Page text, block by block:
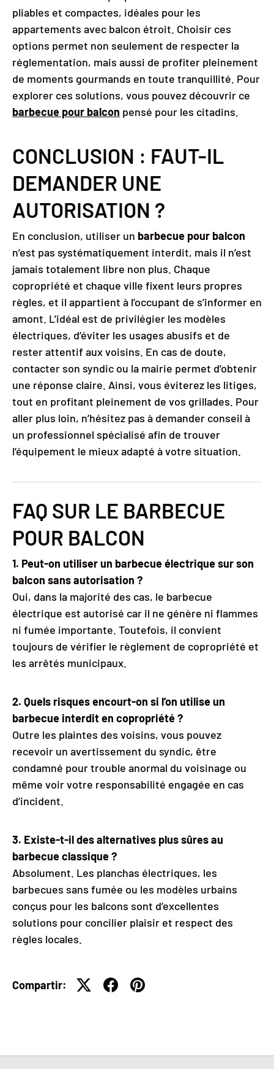
pliables et compactes, idéales pour les
appartements avec balcon étroit. Choisir ces
options permet non seulement de respecter la
réglementation, mais aussi de profiter pleinement
de moments gourmands en toute tranquillité. Pour
explorer ces solutions, vous pouvez découvrir ce
barbecue pour balcon pensé pour les citadins.
CONCLUSION : FAUT-IL
DEMANDER UNE
AUTORISATION ?
En conclusion, utiliser un barbecue pour balcon
n’est pas systématiquement interdit, mais il n’est
jamais totalement libre non plus. Chaque
copropriété et chaque ville fixent leurs propres
règles, et il appartient à l’occupant de s’informer en
amont. L’idéal est de privilégier les modèles
électriques, d’éviter les usages abusifs et de
rester attentif aux voisins. En cas de doute,
contacter son syndic ou la mairie permet d’obtenir
une réponse claire. Ainsi, vous éviterez les litiges,
tout en profitant pleinement de vos grillades. Pour
aller plus loin, n’hésitez pas à demander conseil à
un professionnel spécialisé afin de trouver
l’équipement le mieux adapté à votre situation.
FAQ SUR LE BARBECUE
POUR BALCON
1. Peut-on utiliser un barbecue électrique sur son
balcon sans autorisation ?
Oui, dans la majorité des cas, le barbecue
électrique est autorisé car il ne génère ni flammes
ni fumée importante. Toutefois, il convient
toujours de vérifier le règlement de copropriété et
les arrêtés municipaux.
2. Quels risques encourt-on si l’on utilise un
barbecue interdit en copropriété ?
Outre les plaintes des voisins, vous pouvez
recevoir un avertissement du syndic, être
condamné pour trouble anormal du voisinage ou
même voir votre responsabilité engagée en cas
d’incident.
3. Existe-t-il des alternatives plus sûres au
barbecue classique ?
Absolument. Les planchas électriques, les
barbecues sans fumée ou les modèles urbains
conçus pour les balcons sont d’excellentes
solutions pour concilier plaisir et respect des
règles locales.
Compartir: